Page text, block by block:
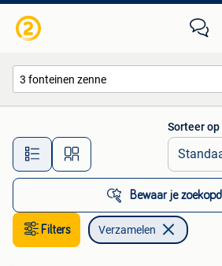
Alle afstanden…
Sorteer op
Bewaar je
Filters Verzamelen